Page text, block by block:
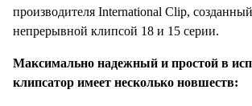
производителя International Clip,
непрерывной клипсой 18 и 15 серии.
Максимально надежный и простой в
клипсатор имеет несколько новшеств: